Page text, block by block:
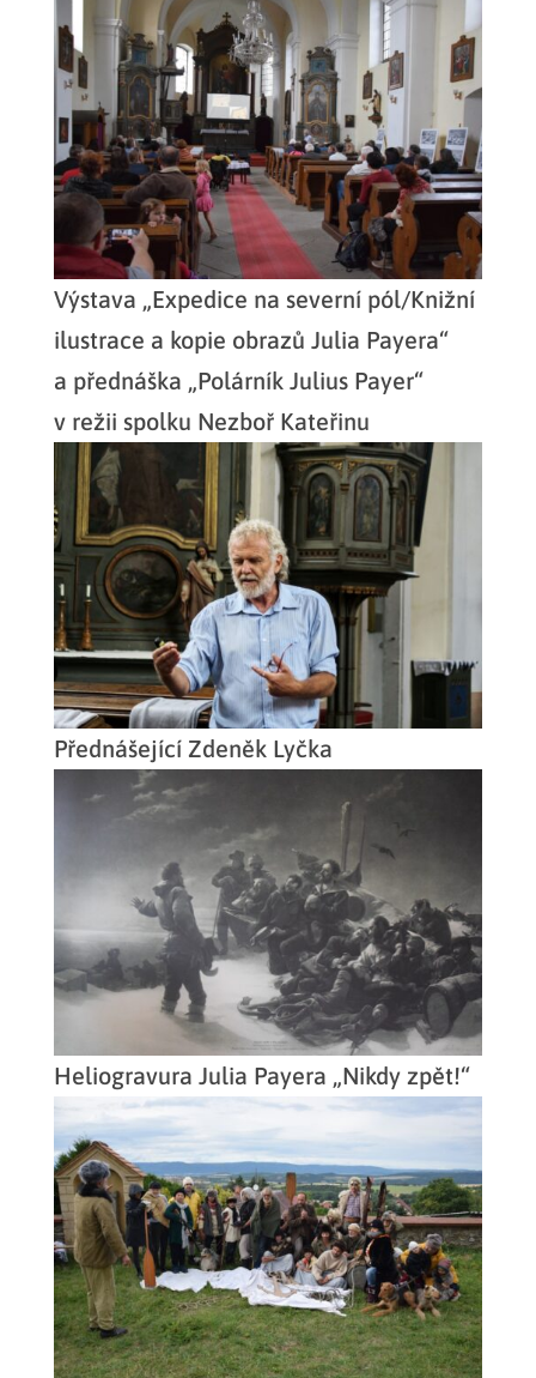
Výstava „Expedice na severní pól/Knižní
ilustrace a kopie obrazů Julia Payera“
a přednáška „Polárník Julius Payer“
v režii spolku Nezboř Kateřinu
Přednášející Zdeněk Lyčka
Heliogravura Julia Payera „Nikdy zpět!“